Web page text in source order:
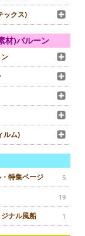
ックス)
材)バルーン
ルム)
特集ページ 5
19
ナル風船 1